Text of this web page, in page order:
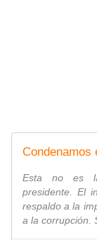
Esta no es la
presidente. El
respaldo a la
a la corrupción.